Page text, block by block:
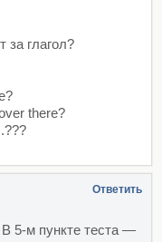
за глагол?
there?
Ответить
5-м пункте теста —